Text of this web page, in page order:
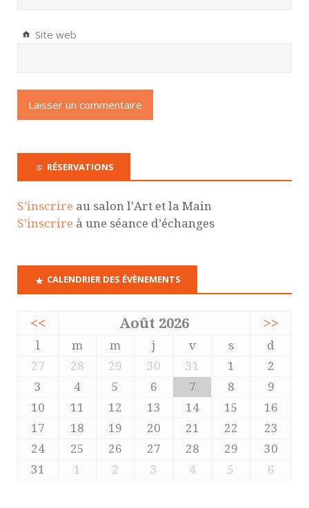
Site web
RÉSERVATIONS
S’inscrire au salon l’Art et la Main
S’inscrire à une séance d’échanges
CALENDRIER DES ÉVÈNEMENTS
<< Août 2026 >>
l m m j v s
d
27
28 29 30 31 1
2
3
4 5 6 7 8
9
10
11 12 13 14 15
16
17
18 19 20 21 22
23
24
25 26 27 28 29
30
31
1 2 3 4 5 6